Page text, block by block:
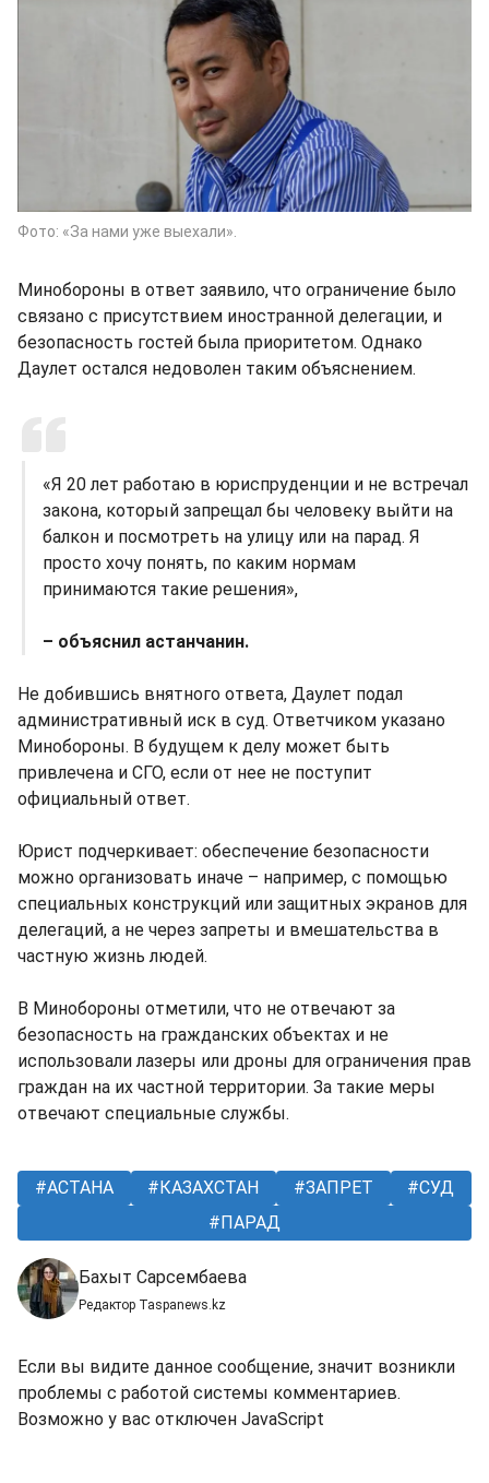
Фото: «За нами уже выехали».
Минобороны в ответ заявило, что ограничение было
связано с присутствием иностранной делегации, и
безопасность гостей была приоритетом. Однако
Даулет остался недоволен таким объяснением.
«Я 20 лет работаю в юриспруденции и не встречал
закона, который запрещал бы человеку выйти на
балкон и посмотреть на улицу или на парад. Я
просто хочу понять, по каким нормам
принимаются такие решения»,
– объяснил астанчанин.
Не добившись внятного ответа, Даулет подал
административный иск в суд. Ответчиком указано
Минобороны. В будущем к делу может быть
привлечена и СГО, если от нее не поступит
официальный ответ.
Юрист подчеркивает: обеспечение безопасности
можно организовать иначе – например, с помощью
специальных конструкций или защитных экранов для
делегаций, а не через запреты и вмешательства в
частную жизнь людей.
В Минобороны отметили, что не отвечают за
безопасность на гражданских объектах и не
использовали лазеры или дроны для ограничения прав
граждан на их частной территории. За такие меры
отвечают специальные службы.
АСТАНА КАЗАХСТАН ЗАПРЕТ
СУД
ПАРАД
Бахыт Сарсембаева
Редактор Taspanews.kz
Если вы видите данное сообщение, значит возникли
проблемы с работой системы комментариев.
Возможно у вас отключен JavaScript